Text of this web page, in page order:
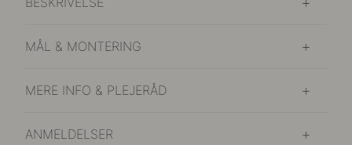
MÅL & MONTERING
MERE INFO & PLEJERÅD
ANMELDELSER